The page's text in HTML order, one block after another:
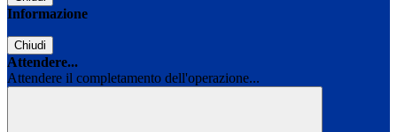
Informazione
Chiudi
Attendere...
Attendere il completamento dell'operazione...